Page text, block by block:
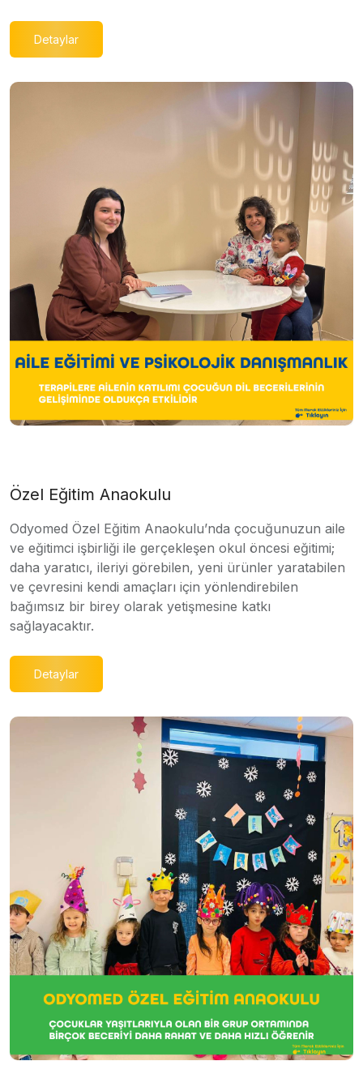
Detaylar
Özel Eğitim Anaokulu
Odyomed Özel Eğitim Anaokulu’nda çocuğunuzun aile
ve eğitimci işbirliği ile gerçekleşen okul öncesi eğitimi;
daha yaratıcı, ileriyi görebilen, yeni ürünler yaratabilen
ve çevresini kendi amaçları için yönlendirebilen
bağımsız bir birey olarak yetişmesine katkı
sağlayacaktır.
Detaylar